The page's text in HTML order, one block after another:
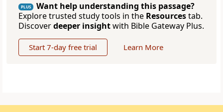
PLUS
Want help understanding this passage?
Explore trusted study tools in the Resourcestab.
Discoverdeeper insightwith Bible Gateway Plus.
Start 7-day free trial Learn More